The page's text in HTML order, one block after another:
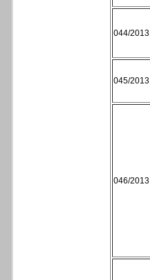
044/2013
045/2013
046/2013